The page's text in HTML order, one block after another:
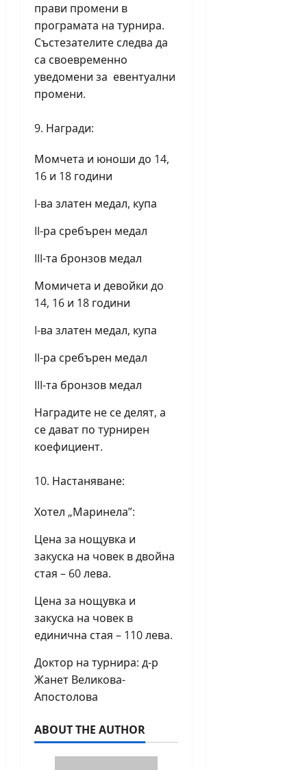
прави промени в
програмата на турнира.
Състезателите следва да
са своевременно
уведомени за евентуални
промени.
Награди:
Момчета и юноши до 14,
16 и 18 години
I-ва златен медал, купа
II-ра сребърен медал
III-та бронзов медал
Момичета и девойки до
14, 16 и 18 години
I-ва златен медал, купа
II-ра сребърен медал
III-та бронзов медал
Наградите не се делят, а
се дават по турнирен
коефициент.
Настаняване:
Хотел „Маринела”:
Цена за нощувка и
закуска на човек в двойна
стая – 60 лева.
Цена за нощувка и
закуска на човек в
единична стая – 110 лева.
Доктор на турнира: д-р
Жанет Великова-
Апостолова
ABOUT THE AUTHOR